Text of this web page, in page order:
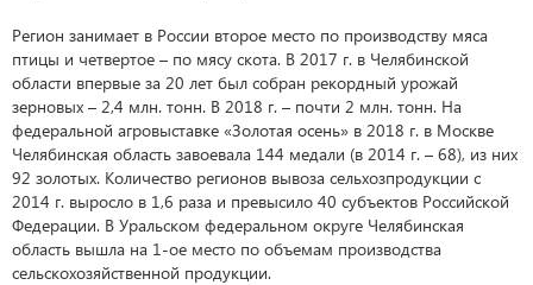
Регион занимает в России второе место по производству мяса
птицы и четвертое – по мясу скота. В 2017 г. в Челябинской
области впервые за 20 лет был собран рекордный урожай
зерновых – 2,4 млн. тонн. В 2018 г. – почти 2 млн. тонн. На
федеральной агровыставке «Золотая осень» в 2018 г. в Москве
Челябинская область завоевала 144 медали (в 2014 г. – 68), из них
92 золотых. Количество регионов вывоза сельхозпродукции с
2014 г. выросло в 1,6 раза и превысило 40 субъектов Российской
Федерации. В Уральском федеральном округе Челябинская
область вышла на 1-ое место по объемам производства
сельскохозяйственной продукции.